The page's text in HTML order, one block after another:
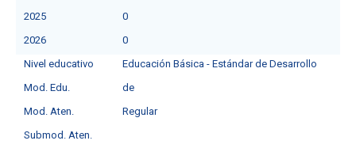
2025
0
2026
0
Nivel educativo
Educación Básica - Estándar de Desarrollo
Mod. Edu.
de
Mod. Aten.
Regular
Submod. Aten.